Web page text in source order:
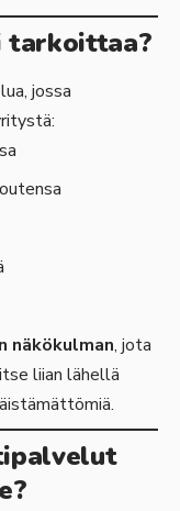
tarkoittaa?
jossa
näkökulman, jota
liian lähellä